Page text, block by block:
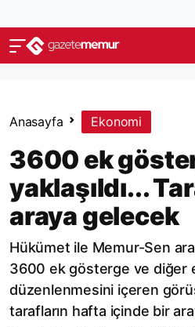
Anasayfa Ekonomi
3600 ek
yaklaşıldı...
araya gelecek
Hükümet ile Memur-Sen
3600 ek gösterge ve diğer
düzenlenmesini içeren
tarafların hafta içinde bir